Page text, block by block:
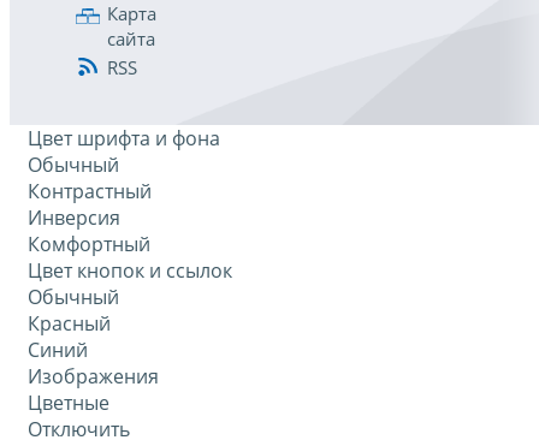
Карта
сайта
RSS
Цвет шрифта и фона
Обычный
Контрастный
Инверсия
Комфортный
Цвет кнопок и ссылок
Обычный
Красный
Синий
Изображения
Цветные
Отключить